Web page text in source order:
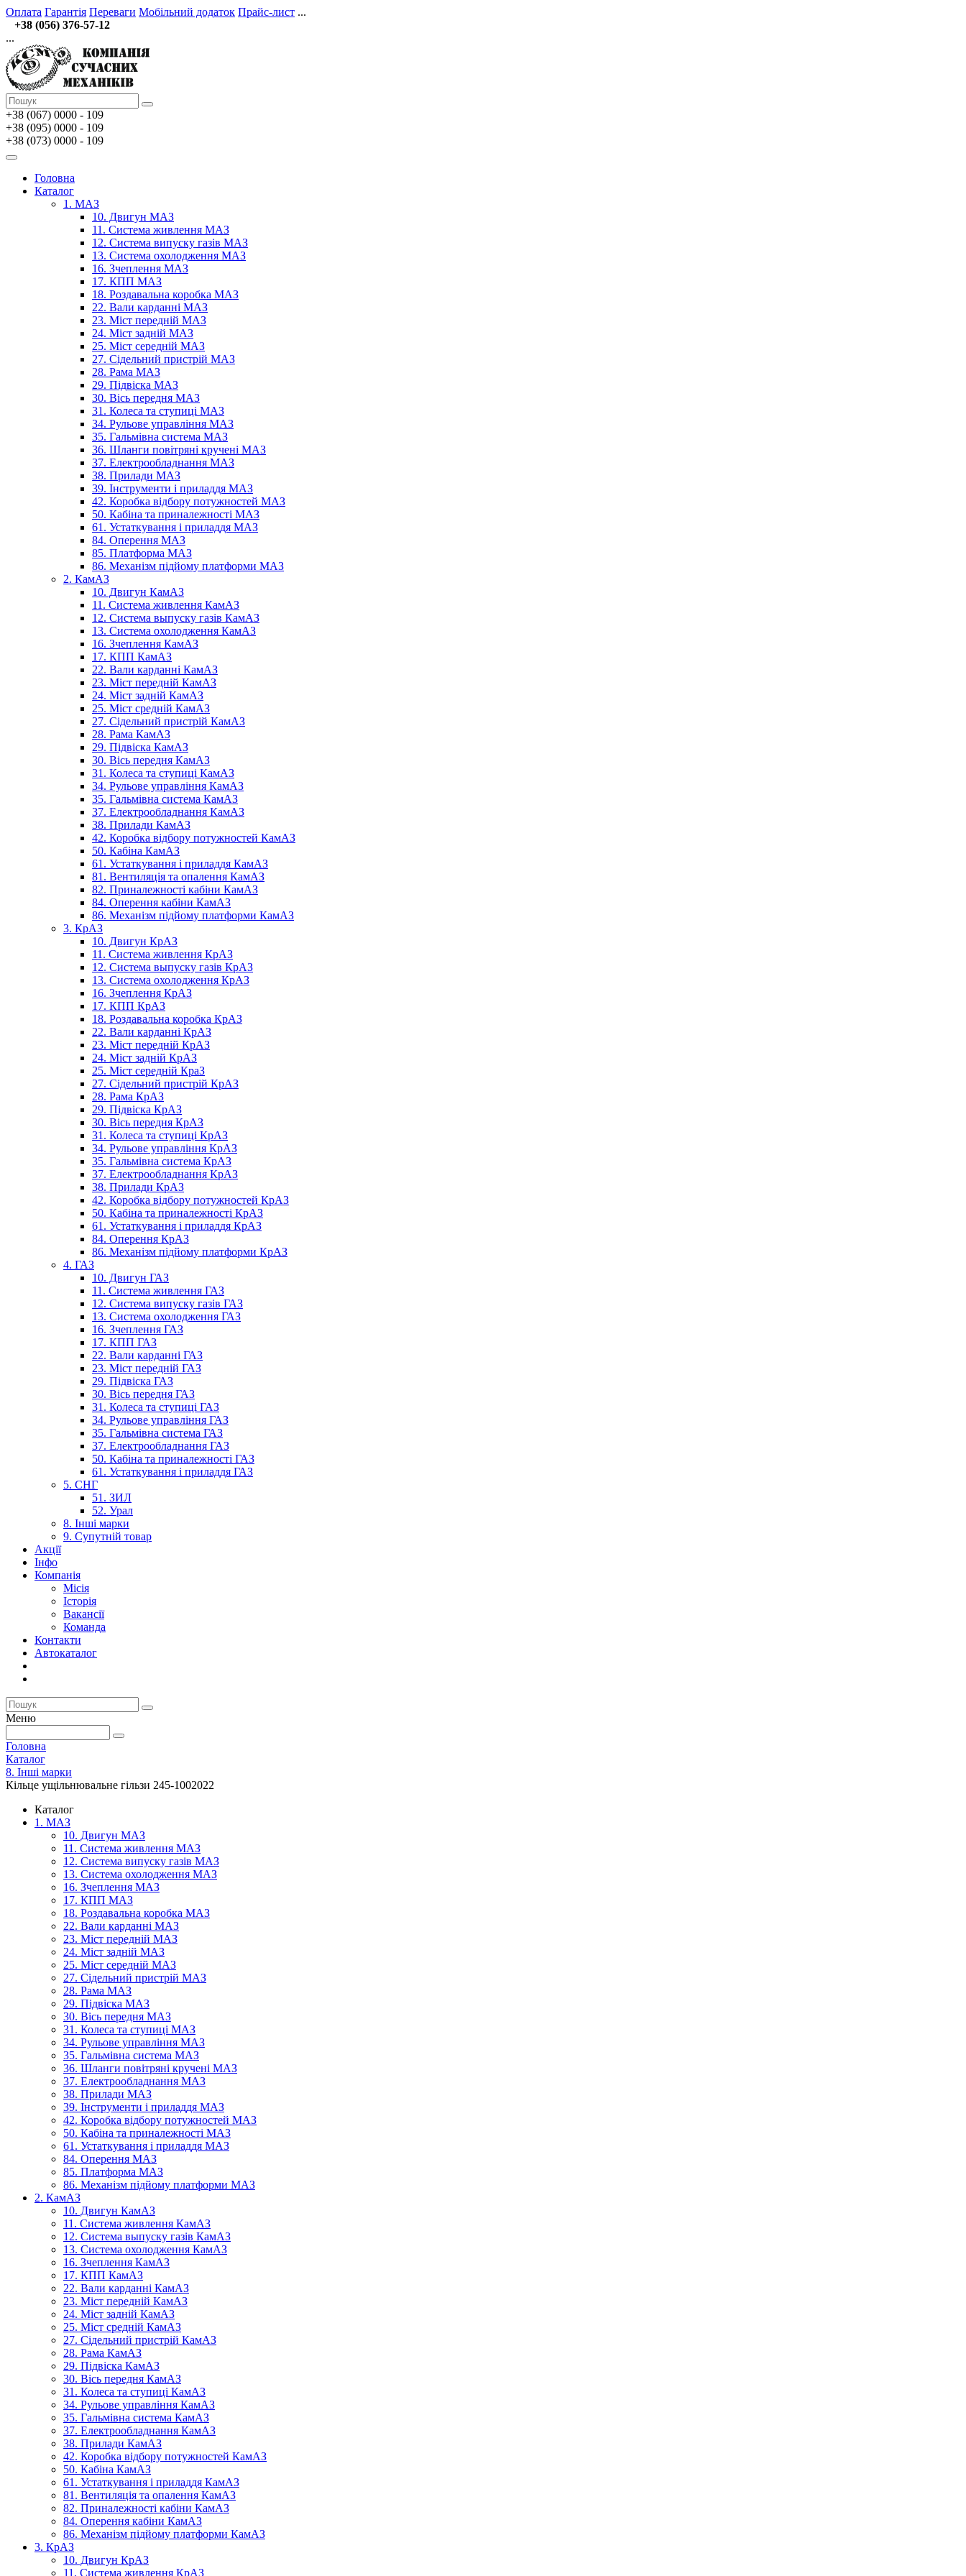
Оплата Гарантія Переваги Мобільний додаток Прайс-лист ...
+38 (056) 376-57-12
...
+38 (067) 0000 - 109
+38 (095) 0000 - 109
+38 (073) 0000 - 109
Головна
Каталог
1. МАЗ
10. Двигун МАЗ
11. Система живлення МАЗ
12. Система випуску газів МАЗ
13. Система охолодження МАЗ
16. Зчеплення МАЗ
17. КПП МАЗ
18. Роздавальна коробка МАЗ
22. Вали карданні МАЗ
23. Міст передній МАЗ
24. Міст задній МАЗ
25. Міст середній МАЗ
27. Сідельний пристрій МАЗ
28. Рама МАЗ
29. Підвіска МАЗ
30. Вісь передня МАЗ
31. Колеса та ступиці МАЗ
34. Рульове управління МАЗ
35. Гальмівна система МАЗ
36. Шланги повітряні кручені МАЗ
37. Електрообладнання МАЗ
38. Прилади МАЗ
39. Інструменти і приладдя МАЗ
42. Коробка відбору потужностей МАЗ
50. Кабіна та приналежності МАЗ
61. Устаткування і приладдя МАЗ
84. Оперення МАЗ
85. Платформа МАЗ
86. Механізм підйому платформи МАЗ
2. КамАЗ
10. Двигун КамАЗ
11. Система живлення КамАЗ
12. Система выпуску газів КамАЗ
13. Система охолодження КамАЗ
16. Зчеплення КамАЗ
17. КПП КамАЗ
22. Вали карданні КамАЗ
23. Міст передній КамАЗ
24. Міст задній КамАЗ
25. Міст средній КамАЗ
27. Сідельний пристрій КамАЗ
28. Рама КамАЗ
29. Підвіска КамАЗ
30. Вісь передня КамАЗ
31. Колеса та ступиці КамАЗ
34. Рульове управління КамАЗ
35. Гальмівна система КамАЗ
37. Електрообладнання КамАЗ
38. Прилади КамАЗ
42. Коробка відбору потужностей КамАЗ
50. Кабіна КамАЗ
61. Устаткування і приладдя КамАЗ
81. Вентиляція та опалення КамАЗ
82. Приналежності кабіни КамАЗ
84. Оперення кабіни КамАЗ
86. Механізм підйому платформи КамАЗ
3. КрАЗ
10. Двигун КрАЗ
11. Система живлення КрАЗ
12. Система выпуску газів КрАЗ
13. Система охолодження КрАЗ
16. Зчеплення КрАЗ
17. КПП КрАЗ
18. Роздавальна коробка КрАЗ
22. Вали карданні КрАЗ
23. Міст передній КрАЗ
24. Міст задній КрАЗ
25. Міст середній КраЗ
27. Сідельний пристрій КрАЗ
28. Рама КрАЗ
29. Підвіска КрАЗ
30. Вісь передня КрАЗ
31. Колеса та ступиці КрАЗ
34. Рульове управління КрАЗ
35. Гальмівна система КрАЗ
37. Електрообладнання КрАЗ
38. Прилади КрАЗ
42. Коробка відбору потужностей КрАЗ
50. Кабіна та приналежності КрАЗ
61. Устаткування і приладдя КрАЗ
84. Оперення КрАЗ
86. Механізм підйому платформи КрАЗ
4. ГАЗ
10. Двигун ГАЗ
11. Система живлення ГАЗ
12. Система випуску газів ГАЗ
13. Система охолодження ГАЗ
16. Зчеплення ГАЗ
17. КПП ГАЗ
22. Вали карданні ГАЗ
23. Міст передній ГАЗ
29. Підвіска ГАЗ
30. Вісь передня ГАЗ
31. Колеса та ступиці ГАЗ
34. Рульове управління ГАЗ
35. Гальмівна система ГАЗ
37. Електрообладнання ГАЗ
50. Кабіна та приналежності ГАЗ
61. Устаткування і приладдя ГАЗ
5. СНГ
51. ЗИЛ
52. Урал
8. Інші марки
9. Супутній товар
Акції
Інфо
Компанія
Місія
Історія
Вакансії
Команда
Контакти
Автокаталог
Меню
Головна
Каталог
8. Інші марки
Кільце ущільнювальне гільзи 245-1002022
Каталог
1. МАЗ
10. Двигун МАЗ
11. Система живлення МАЗ
12. Система випуску газів МАЗ
13. Система охолодження МАЗ
16. Зчеплення МАЗ
17. КПП МАЗ
18. Роздавальна коробка МАЗ
22. Вали карданні МАЗ
23. Міст передній МАЗ
24. Міст задній МАЗ
25. Міст середній МАЗ
27. Сідельний пристрій МАЗ
28. Рама МАЗ
29. Підвіска МАЗ
30. Вісь передня МАЗ
31. Колеса та ступиці МАЗ
34. Рульове управління МАЗ
35. Гальмівна система МАЗ
36. Шланги повітряні кручені МАЗ
37. Електрообладнання МАЗ
38. Прилади МАЗ
39. Інструменти і приладдя МАЗ
42. Коробка відбору потужностей МАЗ
50. Кабіна та приналежності МАЗ
61. Устаткування і приладдя МАЗ
84. Оперення МАЗ
85. Платформа МАЗ
86. Механізм підйому платформи МАЗ
2. КамАЗ
10. Двигун КамАЗ
11. Система живлення КамАЗ
12. Система выпуску газів КамАЗ
13. Система охолодження КамАЗ
16. Зчеплення КамАЗ
17. КПП КамАЗ
22. Вали карданні КамАЗ
23. Міст передній КамАЗ
24. Міст задній КамАЗ
25. Міст средній КамАЗ
27. Сідельний пристрій КамАЗ
28. Рама КамАЗ
29. Підвіска КамАЗ
30. Вісь передня КамАЗ
31. Колеса та ступиці КамАЗ
34. Рульове управління КамАЗ
35. Гальмівна система КамАЗ
37. Електрообладнання КамАЗ
38. Прилади КамАЗ
42. Коробка відбору потужностей КамАЗ
50. Кабіна КамАЗ
61. Устаткування і приладдя КамАЗ
81. Вентиляція та опалення КамАЗ
82. Приналежності кабіни КамАЗ
84. Оперення кабіни КамАЗ
86. Механізм підйому платформи КамАЗ
3. КрАЗ
10. Двигун КрАЗ
11. Система живлення КрАЗ